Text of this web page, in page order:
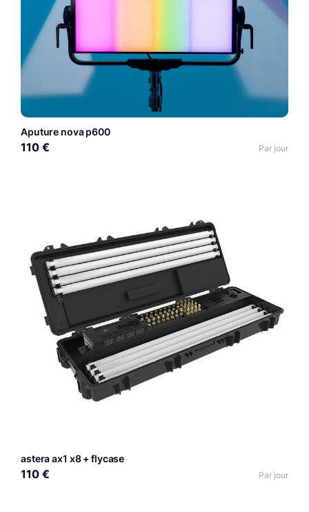
Aputure nova p600
110 € Par jour
astera ax1 x8 + flycase
110 € Par jour